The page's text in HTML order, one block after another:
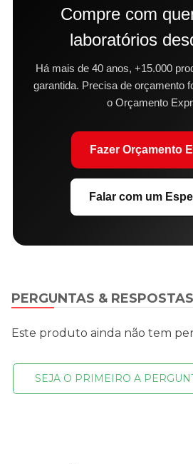
Compre com
laboratórios
Há mais de 40 anos, +15.000
garantida. Precisa de orçamento
o Orçamento
Fazer Orçamento
Falar com um
PERGUNTAS & RESPOSTAS
Este produto ainda não tem
SEJA O PRIMEIRO A